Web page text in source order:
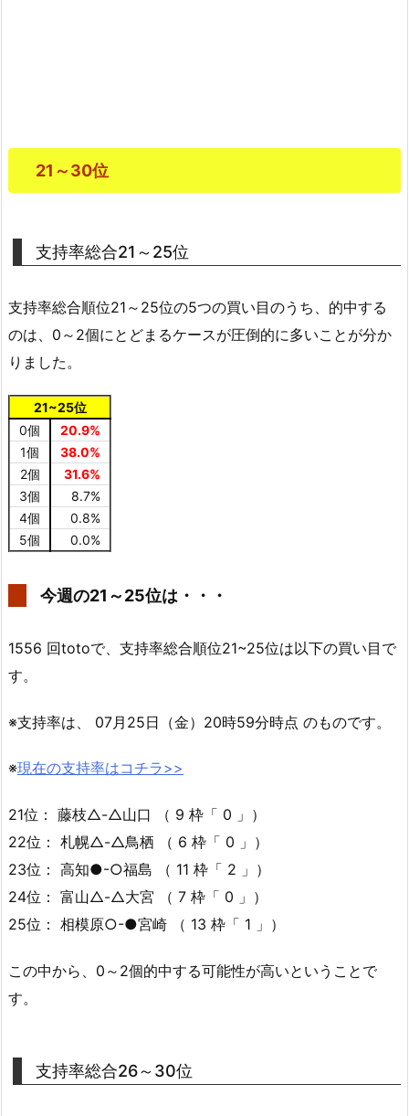
21～30位
支持率総合21～25位
支持率総合順位21～25位の5つの買い目のうち、的中する
のは、0～2個にとどまるケースが圧倒的に多いことが分か
りました。
21~25位
0個
20.9%
1個
38.0%
2個
31.6%
3個
8.7%
4個
0.8%
5個
0.0%
今週の21～25位は・・・
1556 回totoで、支持率総合順位21~25位は以下の買い目で
す。
※支持率は、 07月25日（金）20時59分時点 のものです。
※現在の支持率はコチラ>>
21位： 藤枝△-△山口 （ 9 枠「 0 」）
22位： 札幌△-△鳥栖 （ 6 枠「 0 」）
23位： 高知●-○福島 （ 11 枠「 2 」）
24位： 富山△-△大宮 （ 7 枠「 0 」）
25位： 相模原○-●宮崎 （ 13 枠「 1 」）
この中から、0～2個的中する可能性が高いということで
す。
支持率総合26～30位